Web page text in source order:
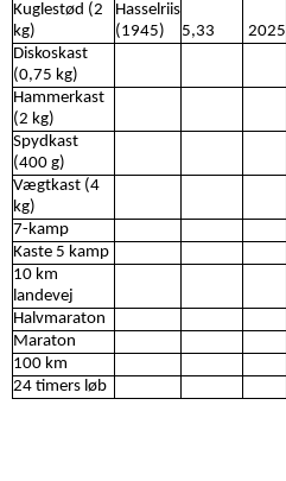
Kuglestød (2
kg)
Hasselriis
(1945)
5,33
2025
Diskoskast
(0,75 kg)
Hammerkast
(2 kg)
Spydkast
(400 g)
Vægtkast (4
kg)
7-kamp
Kaste 5 kamp
10 km
landevej
Halvmaraton
Maraton
100 km
24 timers løb